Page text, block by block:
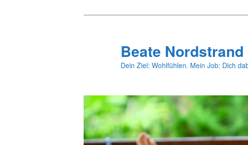
Beate
Dein Ziel: Wohlfühlen. Mein Job: Dich